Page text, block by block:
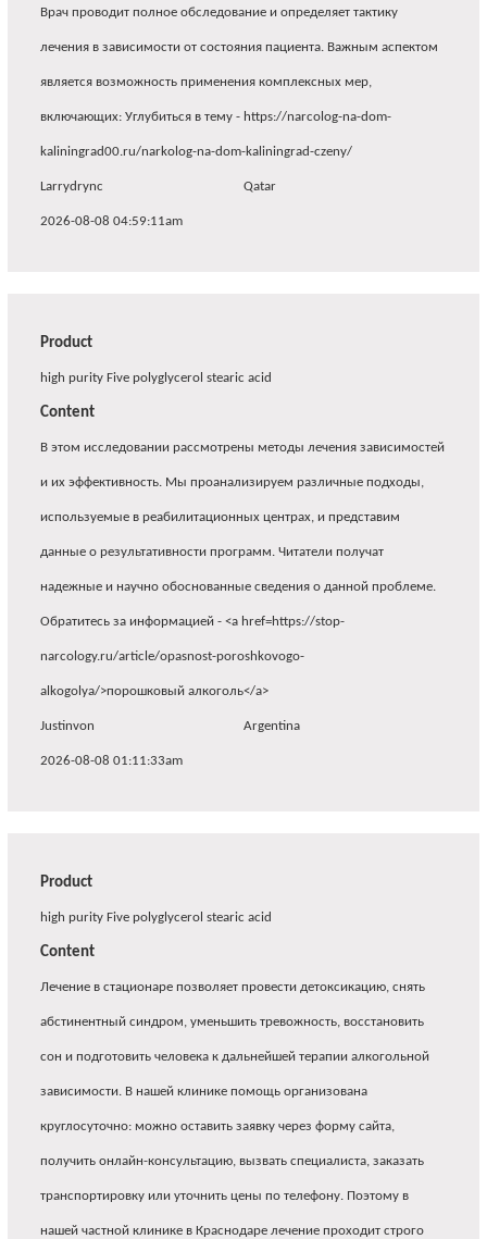
Врач проводит полное обследование и определяет тактику
лечения в зависимости от состояния пациента. Важным аспектом
является возможность применения комплексных мер,
включающих: Углубиться в тему - https://narcolog-na-dom-
kaliningrad00.ru/narkolog-na-dom-kaliningrad-czeny/
Larrydrync Qatar
2026-08-08 04:59:11am
Product
high purity Five polyglycerol stearic acid
Content
В этом исследовании рассмотрены методы лечения зависимостей
и их эффективность. Мы проанализируем различные подходы,
используемые в реабилитационных центрах, и представим
данные о результативности программ. Читатели получат
надежные и научно обоснованные сведения о данной проблеме.
Обратитесь за информацией - <a href=https://stop-
narcology.ru/article/opasnost-poroshkovogo-
alkogolya/>порошковый алкоголь</a>
Justinvon Argentina
2026-08-08 01:11:33am
Product
high purity Five polyglycerol stearic acid
Content
Лечение в стационаре позволяет провести детоксикацию, снять
абстинентный синдром, уменьшить тревожность, восстановить
сон и подготовить человека к дальнейшей терапии алкогольной
зависимости. В нашей клинике помощь организована
круглосуточно: можно оставить заявку через форму сайта,
получить онлайн-консультацию, вызвать специалиста, заказать
транспортировку или уточнить цены по телефону. Поэтому в
нашей частной клинике в Краснодаре лечение проходит строго